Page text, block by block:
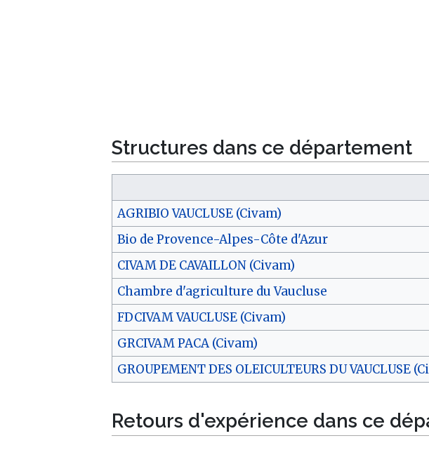
Structures dans ce département
AGRIBIO VAUCLUSE (Civam)
Bio de Provence-Alpes-Côte d'Azur
CIVAM DE CAVAILLON (Civam)
Chambre d'agriculture du Vaucluse
FDCIVAM VAUCLUSE (Civam)
GRCIVAM PACA (Civam)
GROUPEMENT DES OLEICULTEURS DU VAUCLUSE
Retours d'expérience dans ce